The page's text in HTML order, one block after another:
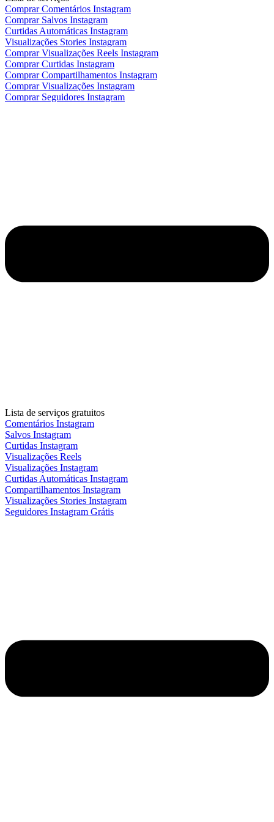
Comprar Comentários Instagram
Comprar Salvos Instagram
Curtidas Automáticas Instagram
Visualizações Stories Instagram
Comprar Visualizações Reels Instagram
Comprar Curtidas Instagram
Comprar Compartilhamentos Instagram
Comprar Visualizações Instagram
Comprar Seguidores Instagram
Lista de serviços gratuitos
Comentários Instagram
Salvos Instagram
Curtidas Instagram
Visualizações Reels
Visualizações Instagram
Curtidas Automáticas Instagram
Compartilhamentos Instagram
Visualizações Stories Instagram
Seguidores Instagram Grátis